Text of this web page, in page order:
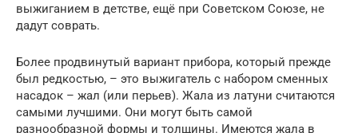
выжиганием в детстве, ещё при Советском Союзе, не
дадут соврать.
Более продвинутый вариант прибора, который прежде
был редкостью, – это выжигатель с набором сменных
насадок – жал (или перьев). Жала из латуни считаются
самыми лучшими. Они могут быть самой
разнообразной формы и толщины. Имеются жала в